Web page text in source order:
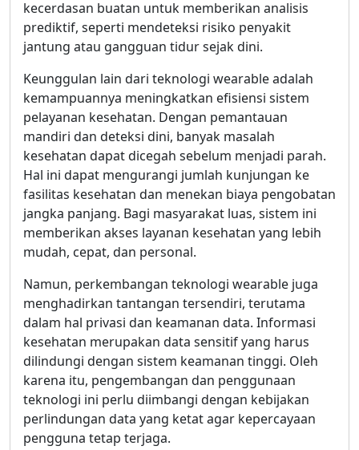
kecerdasan buatan untuk memberikan analisis
prediktif, seperti mendeteksi risiko penyakit
jantung atau gangguan tidur sejak dini.
Keunggulan lain dari teknologi wearable adalah
kemampuannya meningkatkan efisiensi sistem
pelayanan kesehatan. Dengan pemantauan
mandiri dan deteksi dini, banyak masalah
kesehatan dapat dicegah sebelum menjadi parah.
Hal ini dapat mengurangi jumlah kunjungan ke
fasilitas kesehatan dan menekan biaya pengobatan
jangka panjang. Bagi masyarakat luas, sistem ini
memberikan akses layanan kesehatan yang lebih
mudah, cepat, dan personal.
Namun, perkembangan teknologi wearable juga
menghadirkan tantangan tersendiri, terutama
dalam hal privasi dan keamanan data. Informasi
kesehatan merupakan data sensitif yang harus
dilindungi dengan sistem keamanan tinggi. Oleh
karena itu, pengembangan dan penggunaan
teknologi ini perlu diimbangi dengan kebijakan
perlindungan data yang ketat agar kepercayaan
pengguna tetap terjaga.